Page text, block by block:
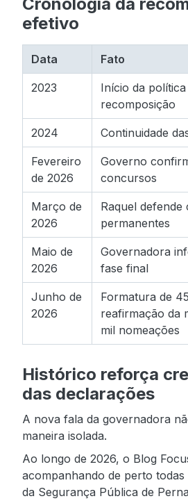
Cronologia da
efetivo
Data Fato
2023
Início da política
recomposição
2024 Continuidade
Fevereiro
de 2026
Governo
concursos
Março de
2026
Raquel defende
permanentes
Maio de
2026
Governadora
fase final
Junho de
2026
Formatura de
reafirmação da
mil nomeações
Histórico reforça
das declarações
A nova fala da governadora
maneira isolada.
Ao longo de 2026, o Blog
acompanhando de perto todas
da Segurança Pública de